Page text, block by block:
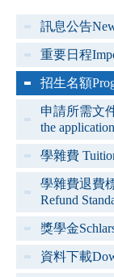
訊息公告
重要日程
招生名額
申請所需文
the application
學雜費
學雜費退費
Refund
獎學金
資料下載